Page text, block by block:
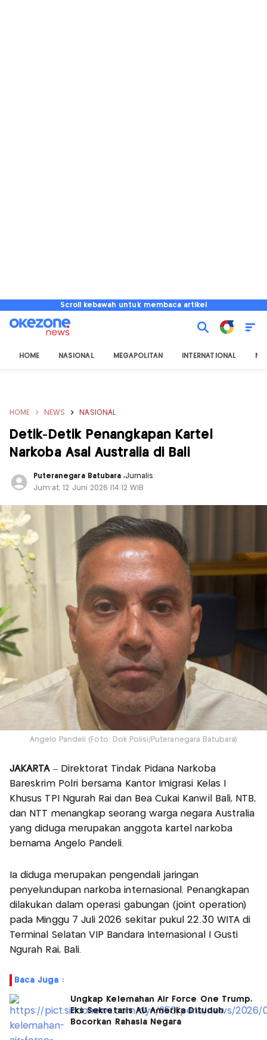
Scroll kebawah untuk membaca artikel
HOME NASIONAL MEGAPOLITAN INTERNATIONAL
HOME NEWS NASIONAL
Detik-Detik Penangkapan Kartel
Narkoba Asal Australia di Bali
Puteranegara Batubara,Jurnalis
Jum'at, 12 Juni 2026 |14:12 WIB
Angelo Pandeli (Foto: Dok Polisi/Puteranegara Batubara)
JAKARTA– Direktorat Tindak Pidana Narkoba
Bareskrim Polri bersama Kantor Imigrasi Kelas I
Khusus TPI Ngurah Rai dan Bea Cukai Kanwil Bali, NTB,
dan NTT menangkap seorang warga negara Australia
yang diduga merupakan anggota kartel narkoba
bernama Angelo Pandeli.
Ia diduga merupakan pengendali jaringan
penyelundupan narkoba internasional. Penangkapan
dilakukan dalam operasi gabungan (joint operation)
pada Minggu 7 Juli 2026 sekitar pukul 22.30 WITA di
Terminal Selatan VIP Bandara Internasional I Gusti
Ngurah Rai, Bali.
Baca Juga :
Ungkap Kelemahan Air Force One Trump,
Eks Sekretaris AU Amerika Dituduh
Bocorkan Rahasia Negara